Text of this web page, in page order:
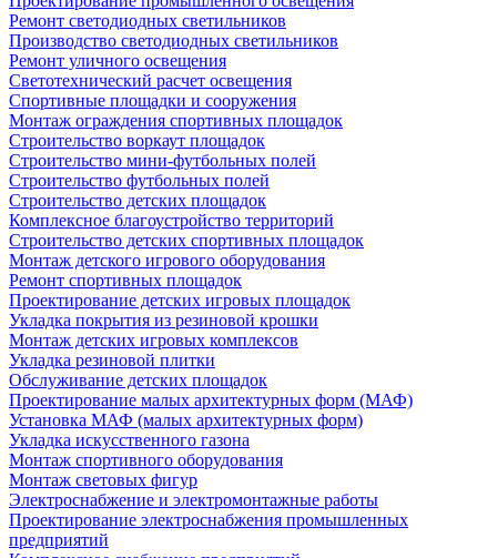
Ремонт светодиодных светильников
Производство светодиодных светильников
Ремонт уличного освещения
Светотехнический расчет освещения
Спортивные площадки и сооружения
Монтаж ограждения спортивных площадок
Строительство воркаут площадок
Строительство мини-футбольных полей
Строительство футбольных полей
Строительство детских площадок
Комплексное благоустройство территорий
Строительство детских спортивных площадок
Монтаж детского игрового оборудования
Ремонт спортивных площадок
Проектирование детских игровых площадок
Укладка покрытия из резиновой крошки
Монтаж детских игровых комплексов
Укладка резиновой плитки
Обслуживание детских площадок
Проектирование малых архитектурных форм (МАФ)
Установка МАФ (малых архитектурных форм)
Укладка искусственного газона
Монтаж спортивного оборудования
Монтаж световых фигур
Электроснабжение и электромонтажные работы
Проектирование электроснабжения промышленных
предприятий